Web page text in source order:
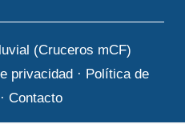
(Cruceros mCF)
privacidad· Política de
· Contacto